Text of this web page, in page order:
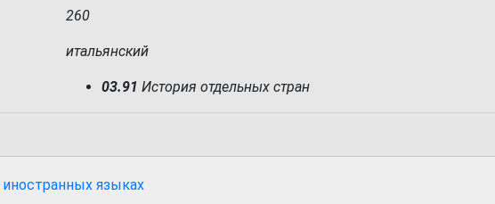
260
итальянский
03.91 История отдельных стран
языках